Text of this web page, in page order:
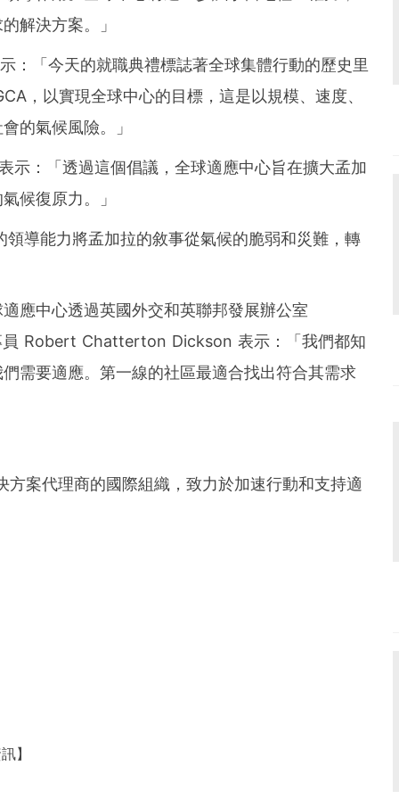
解決方案。」
：「今天的就職典禮標誌著全球集體行動的歷史里
，以實現全球中心的目標，這是以規模、速度、
的氣候風險。」
：「透過這個倡議，全球適應中心旨在擴大孟加
候復原力。」
導能力將孟加拉的敘事從氣候的脆弱和災難，轉
應中心透過英國外交和英聯邦發展辦公室
Robert Chatterton Dickson 表示：「我們都知
需要適應。第一線的社區最適合找出符合其需求
案代理商的國際組織，致力於加速行動和支持適
】